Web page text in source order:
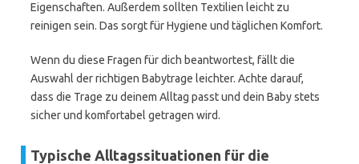
Eigenschaften. Außerdem sollten Textilien leicht zu
reinigen sein. Das sorgt für Hygiene und täglichen Komfort.
Wenn du diese Fragen für dich beantwortest, fällt die
Auswahl der richtigen Babytrage leichter. Achte darauf,
dass die Trage zu deinem Alltag passt und dein Baby stets
sicher und komfortabel getragen wird.
Typische Alltagssituationen für die